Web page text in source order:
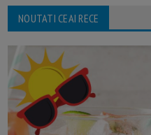
NOUTATI CEAI RECE